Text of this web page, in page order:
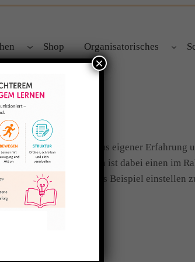
Shop Organisatorisches
euch / Ihnen teilen. Aus eigener Erfahrung
Sohnemann ist dabei einen im
dieses Jahr hier als Beispiel einstellen
×